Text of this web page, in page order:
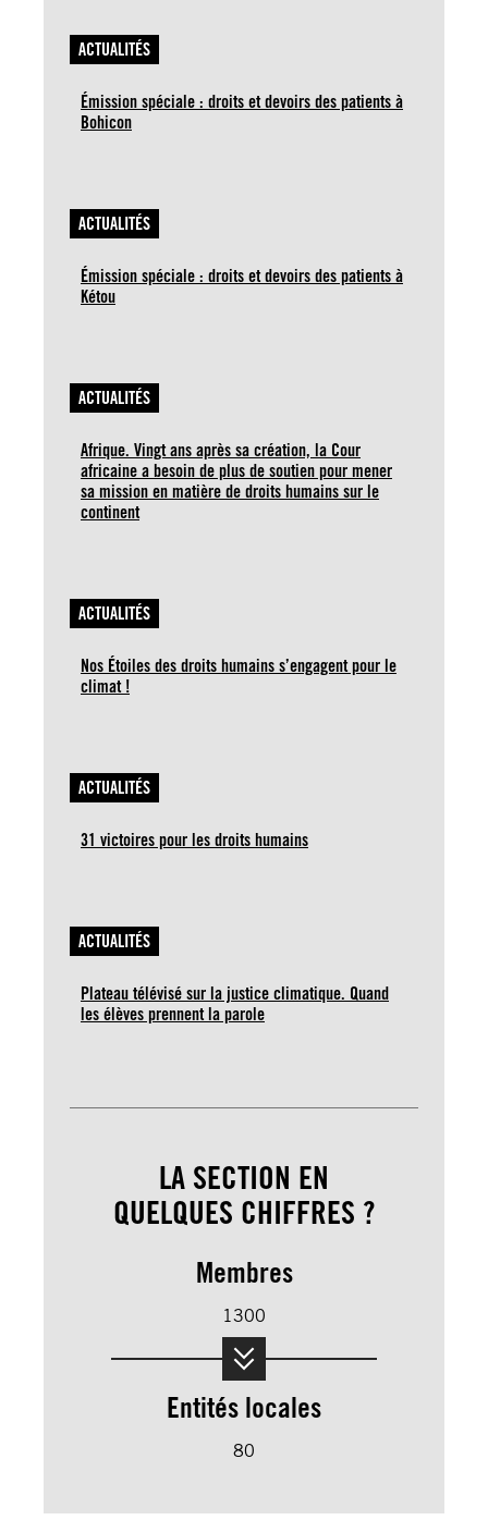
ACTUALITÉS
Émission spéciale : droits et devoirs des patients à
Bohicon
ACTUALITÉS
Émission spéciale : droits et devoirs des patients à
Kétou
ACTUALITÉS
Afrique. Vingt ans après sa création, la Cour
africaine a besoin de plus de soutien pour mener
sa mission en matière de droits humains sur le
continent
ACTUALITÉS
Nos Étoiles des droits humains s’engagent pour le
climat !
ACTUALITÉS
31 victoires pour les droits humains
ACTUALITÉS
Plateau télévisé sur la justice climatique. Quand
les élèves prennent la parole
LA SECTION EN
QUELQUES CHIFFRES ?
Membres
1300
Entités locales
80